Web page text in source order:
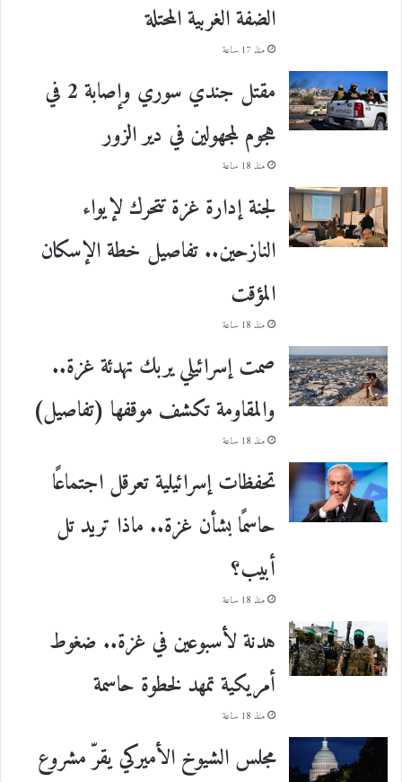
الضفة الغربية المحتلة
منذ 17 ساعة
مقتل جندي سوري وإصابة 2 في
هجوم لمجهولين في دير الزور
منذ 18 ساعة
لجنة إدارة غزة تتحرك لإيواء
النازحين.. تفاصيل خطة الإسكان
المؤقت
منذ 18 ساعة
صمت إسرائيلي يربك تهدئة غزة..
والمقاومة تكشف موقفها (تفاصيل)
منذ 18 ساعة
تحفظات إسرائيلية تعرقل اجتماعًا
حاسمًا بشأن غزة.. ماذا تريد تل
أبيب؟
منذ 18 ساعة
هدنة لأسبوعين في غزة.. ضغوط
أمريكية تمهد لخطوة حاسمة
منذ 18 ساعة
مجلس الشيوخ الأميركي يقرّ مشروع